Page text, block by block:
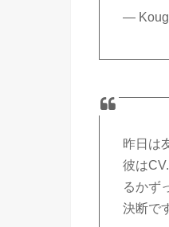
—
昨日は
彼は
るかず
決断で